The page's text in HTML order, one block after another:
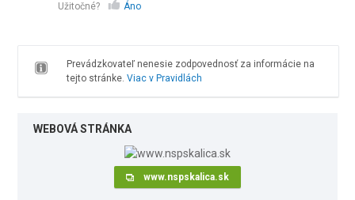
Užitočné? Áno
Prevádzkovateľ nenesie zodpovednosť za informácie na
tejto stránke. Viac v Pravidlách
WEBOVÁ STRÁNKA
www.nspskalica.sk